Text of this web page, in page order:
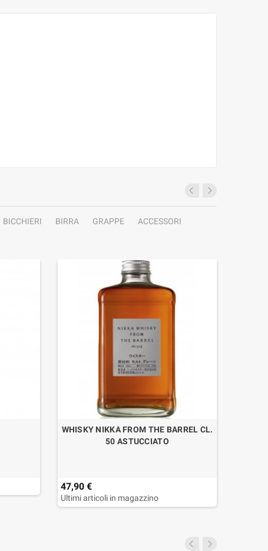
BICCHIERI BIRRA GRAPPE
ACCESSORI
WHISKY NIKKA FROM THE BARREL CL.
50 ASTUCCIATO
47,90 €
Ultimi articoli in magazzino